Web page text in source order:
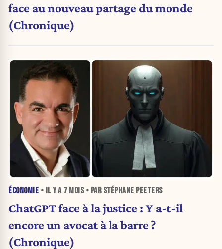
face au nouveau partage du monde
(Chronique)
ÉCONOMIE • IL Y A 7 MOIS• PAR STÉPHANE PEETERS
ChatGPT face à la justice : Y a-t-il
encore un avocat à la barre ?
(Chronique)